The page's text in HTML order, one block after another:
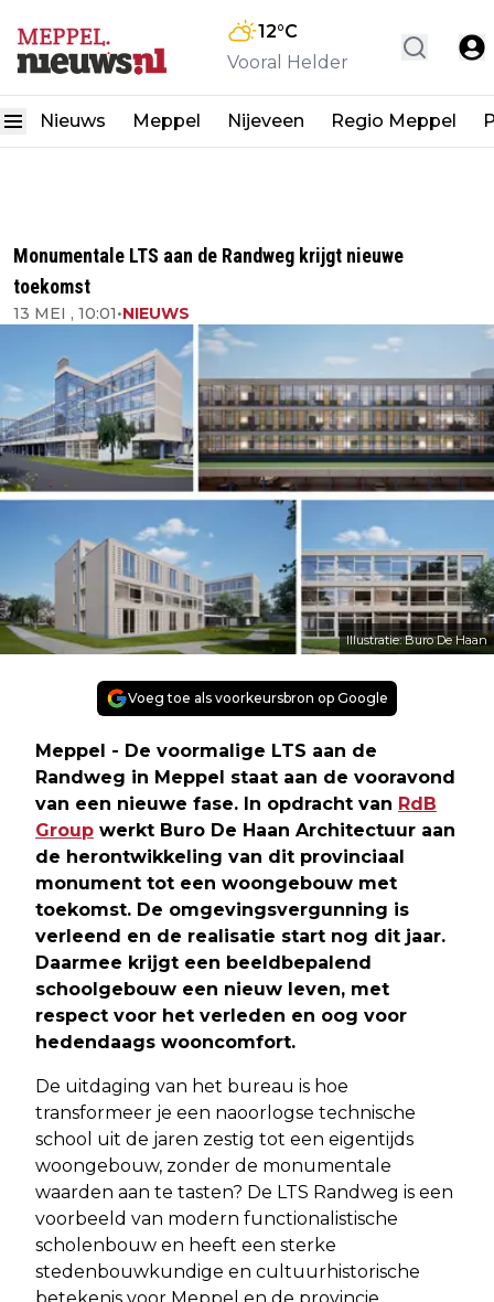
12°C
Vooral Helder
Nieuws Meppel Nijeveen Regio Meppel
Monumentale LTS aan de Randweg krijgt nieuwe
toekomst
13 MEI , 10:01•NIEUWS
Illustratie: Buro De Haan
Voeg toe als voorkeursbron op Google
Meppel - De voormalige LTS aan de
Randweg in Meppel staat aan de vooravond
van een nieuwe fase. In opdracht van RdB
Group werkt Buro De Haan Architectuur aan
de herontwikkeling van dit provinciaal
monument tot een woongebouw met
toekomst. De omgevingsvergunning is
verleend en de realisatie start nog dit jaar.
Daarmee krijgt een beeldbepalend
schoolgebouw een nieuw leven, met
respect voor het verleden en oog voor
hedendaags wooncomfort.
De uitdaging van het bureau is hoe
transformeer je een naoorlogse technische
school uit de jaren zestig tot een eigentijds
woongebouw, zonder de monumentale
waarden aan te tasten? De LTS Randweg is een
voorbeeld van modern functionalistische
scholenbouw en heeft een sterke
stedenbouwkundige en cultuurhistorische
betekenis voor Meppel en de provincie